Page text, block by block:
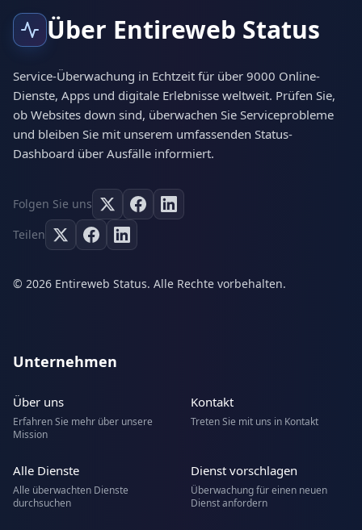
Über Entireweb Status
Service-Überwachung in Echtzeit für über 9000 Online-
Dienste, Apps und digitale Erlebnisse weltweit. Prüfen Sie,
ob Websites down sind, überwachen Sie Serviceprobleme
und bleiben Sie mit unserem umfassenden Status-
Dashboard über Ausfälle informiert.
Folgen Sie uns
Teilen
© 2026 Entireweb Status. Alle Rechte vorbehalten.
Unternehmen
Über uns
Erfahren Sie mehr über unsere
Mission
Kontakt
Treten Sie mit uns in Kontakt
Alle Dienste
Alle überwachten Dienste
durchsuchen
Dienst vorschlagen
Überwachung für einen neuen
Dienst anfordern